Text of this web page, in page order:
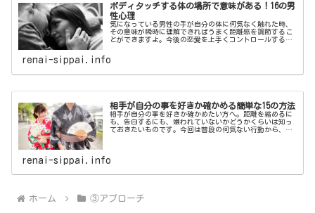
ボディタッチする体の場所で意味がある！16の男
性心理
気になっている男性の手が自分の体に何気なく触れた時、
その意味が瞬時に理解できればうまく距離感を調節するこ
とができますよ。今後の恋愛を上手くコントロールするた
renai-sippai.info
相手が自分の事を好きか確かめる簡単な15の方法
相手が自分の事を好きか確かめたい方へ。距離を縮めるに
も、告白するにも、嫌われていないかどうかくらいは知っ
ておきたいものです。今回は普段の何気ない行動から、相
renai-sippai.info
ホーム ③アプローチ